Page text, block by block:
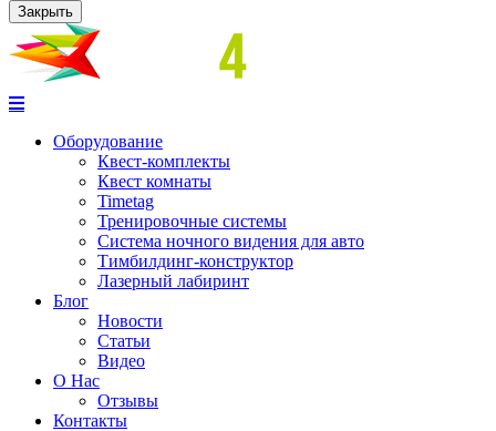
Закрыть
Оборудование
Квест-комплекты
Квест комнаты
Timetag
Тренировочные системы
Cистема ночного видения для авто
Тимбилдинг-конструктор
Лазерный лабиринт
Блог
Новости
Статьи
Видео
О Нас
Отзывы
Контакты